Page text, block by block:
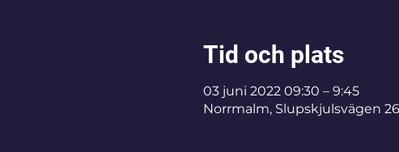
Tid och plats
03 juni 2022 09:30 – 9:45
Norrmalm, Slupskjulsvägen